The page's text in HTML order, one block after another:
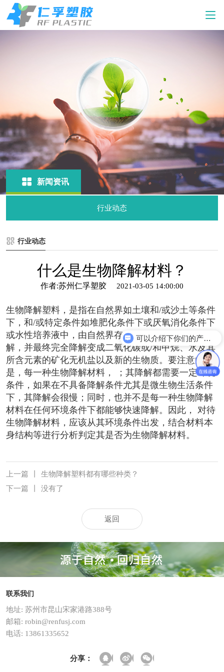
新闻资讯
行业动态
行业动态
什么是生物降解材料？
作者:苏州仁孚塑胶 2021-03-05 14:00:00
生物降解塑料，是指在自然界如土壤和/或沙土等条件
下，和/或特定条件如堆肥化条件下或厌氧消化条件下
或水性培养液中，由自然界存在的微生物作用引起降
解，并最终完全降解变成二氧化碳或/和甲烷、水及其
所含元素的矿化无机盐以及新的生物质。要注意的
是，每一种生物降解材料， ；其降解都需要一定环境
条件，如果在不具备降解条件尤其是微生物生活条件
下，其降解会很慢；同时，也并不是每一种生物降解
材料在任何环境条件下都能够快速降解。因此， 对待
生物降解材料，应该从其环境条件出发，结合材料本
身结构等进行分析判定其是否为生物降解材料。
上一篇
生物降解塑料都有哪些种类？
下一篇
没有了
返回
联系我们
地址: 苏州市昆山宋家港路388号
邮箱: robin@renfusj.com
电话: 13861335652
分享：
可以介绍下你们的产品么